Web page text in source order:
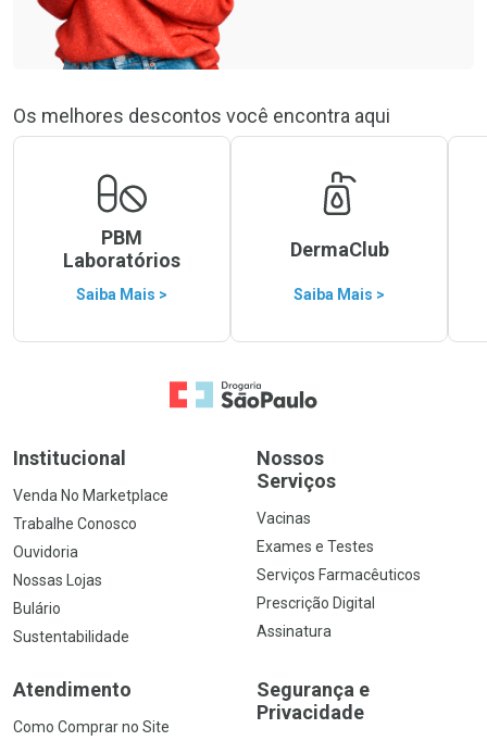
Os melhores descontos você encontra aqui
PBM
Laboratórios
Saiba Mais >
DermaClub
Saiba Mais >
Ir para a Home
Institucional
Venda No Marketplace
Trabalhe Conosco
Ouvidoria
Nossas Lojas
Bulário
Sustentabilidade
Nossos
Serviços
Vacinas
Exames e Testes
Serviços Farmacêuticos
Prescrição Digital
Assinatura
Atendimento
Como Comprar no Site
Segurança e
Privacidade